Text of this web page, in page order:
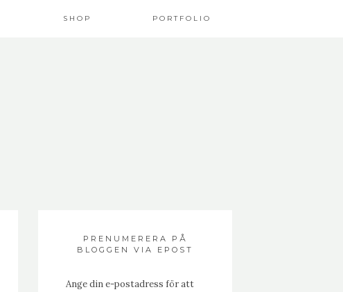
SHOP PORTFOLIO
PRENUMERERA PÅ
BLOGGEN VIA EPOST
Ange din e-postadress för att